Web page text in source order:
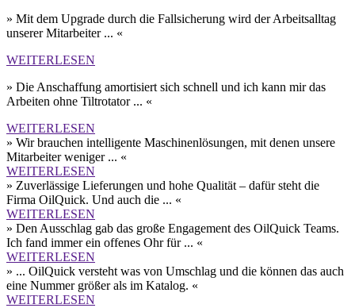
» Mit dem Upgrade durch die Fall­sicherung wird der Arbeits­alltag
unserer Mit­arbeiter ... «
WEITERLESEN
» Die Anschaffung amortisiert sich schnell und ich kann mir das
Arbeiten ohne Tilt­rotator ... «
WEITERLESEN
» Wir brauchen intelligente Maschinen­lösungen, mit denen unsere
Mitarbeiter weniger ... «
WEITERLESEN
» Zuverlässige Lieferungen und hohe Qualität – dafür steht die
Firma OilQuick. Und auch die ... «
WEITERLESEN
» Den Aus­schlag gab das große Engagement des OilQuick Teams.
Ich fand immer ein offenes Ohr für ... «
WEITERLESEN
» ... OilQuick versteht was von Umschlag und die können das auch
eine Nummer größer als im Katalog. «
WEITERLESEN